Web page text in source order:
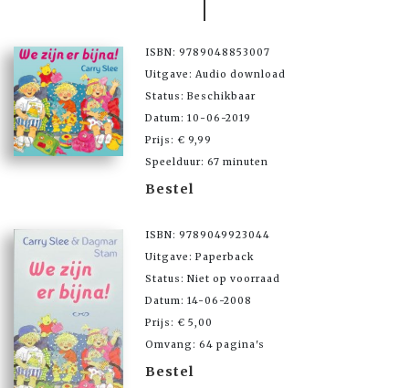
ISBN: 9789048853007
Uitgave: Audio download
Status: Beschikbaar
Datum: 10-06-2019
Prijs: € 9,99
Speelduur: 67 minuten
Bestel
ISBN: 9789049923044
Uitgave: Paperback
Status: Niet op voorraad
Datum: 14-06-2008
Prijs: € 5,00
Omvang: 64 pagina's
Bestel